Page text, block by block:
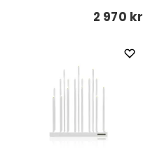
2 970 kr